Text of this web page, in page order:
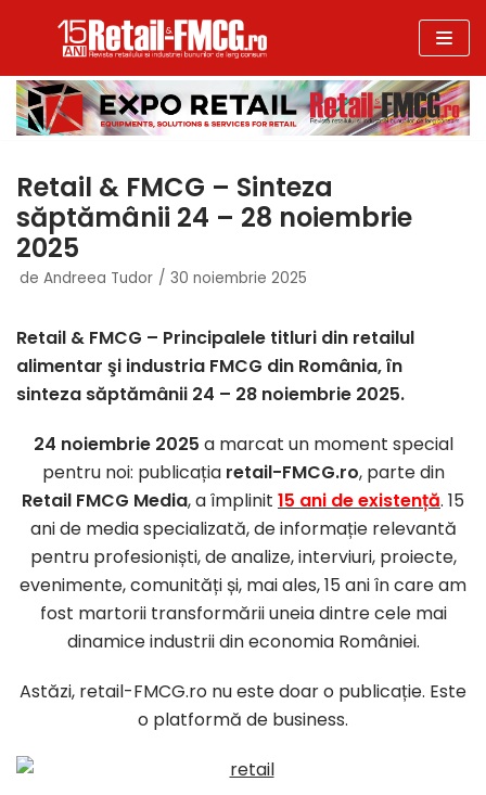
la
conținut
Retail & FMCG – Sinteza
săptămânii 24 – 28 noiembrie
2025
de Andreea Tudor 30 noiembrie 2025
Retail & FMCG – Principalele titluri din retailul
alimentar şi industria FMCG din România, în
sinteza săptămânii 24 – 28 noiembrie 2025.
24 noiembrie 2025 a marcat un moment special
pentru noi: publicația retail-FMCG.ro, parte din
Retail FMCG Media, a împlinit 15 ani de existență. 15
ani de media specializată, de informație relevantă
pentru profesioniști, de analize, interviuri, proiecte,
evenimente, comunități și, mai ales, 15 ani în care am
fost martorii transformării uneia dintre cele mai
dinamice industrii din economia României.
Astăzi, retail-FMCG.ro nu este doar o publicație. Este
o platformă de business.